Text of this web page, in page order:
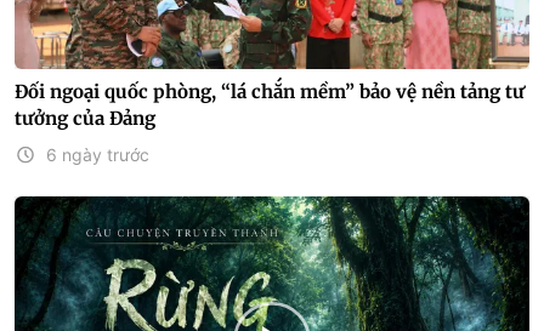
Đối ngoại quốc phòng, “lá chắn mềm” bảo vệ nền tảng tư
tưởng của Đảng
6 ngày trước